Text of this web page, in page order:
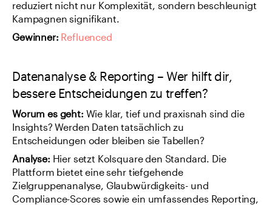
reduziert nicht nur Komplexität, sondern beschleunigt
Kampagnen signifikant.
Gewinner: Refluenced
Datenanalyse & Reporting – Wer hilft dir,
bessere Entscheidungen zu treffen?
Worum es geht: Wie klar, tief und praxisnah sind die
Insights? Werden Daten tatsächlich zu
Entscheidungen oder bleiben sie Tabellen?
Analyse: Hier setzt Kolsquare den Standard. Die
Plattform bietet eine sehr tiefgehende
Zielgruppenanalyse, Glaubwürdigkeits- und
Compliance-Scores sowie ein umfassendes Reporting,